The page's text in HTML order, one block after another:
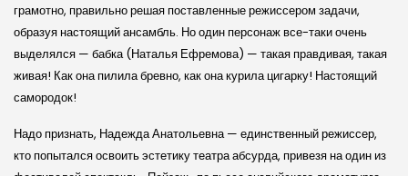
грамотно, правильно решая поставленные режиссером задачи,
образуя настоящий ансамбль. Но один персонаж все-таки очень
выделялся — бабка (Наталья Ефремова) — такая правдивая, такая
живая! Как она пилила бревно, как она курила цигарку! Настоящий
самородок!
Надо признать, Надежда Анатольевна — единственный режиссер,
кто попытался освоить эстетику театра абсурда, привезя на один из